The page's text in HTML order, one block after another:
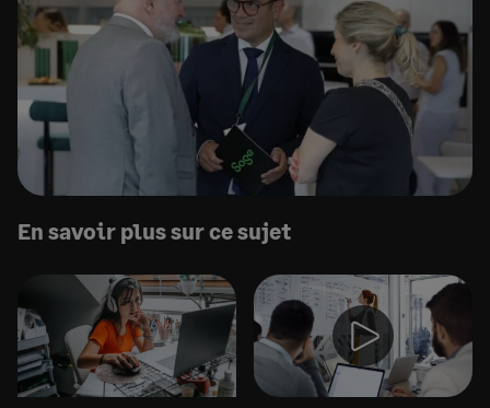
En savoir plus sur ce sujet